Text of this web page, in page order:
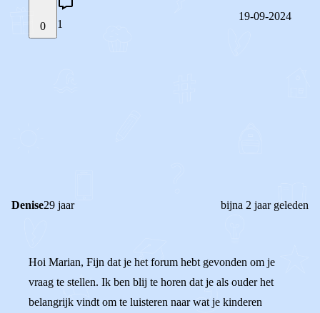
0 1
19-09-2024
Denise29 jaar bijna 2 jaar geleden
Hoi Marian, Fijn dat je het forum hebt gevonden om je
vraag te stellen. Ik ben blij te horen dat je als ouder het
belangrijk vindt om te luisteren naar wat je kinderen